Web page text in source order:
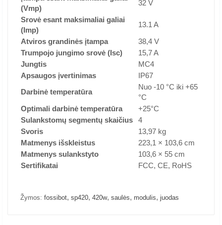
(Vmp)
32 V
Srovė esant maksimaliai galiai
(Imp)
13.1 A
Atviros grandinės įtampa
38,4 V
Trumpojo jungimo srovė (Isc)
15,7 A
Jungtis
MC4
Apsaugos įvertinimas
IP67
Darbinė temperatūra
Nuo -10 °C iki +65
°C
Optimali darbinė temperatūra
+25°C
Sulankstomų segmentų skaičius
4
Svoris
13,97 kg
Matmenys išskleistus
223,1 × 103,6 cm
Matmenys sulankstyto
103,6 × 55 cm
Sertifikatai
FCC, CE, RoHS
Žymos: fossibot, sp420, 420w, saulės, modulis, juodas